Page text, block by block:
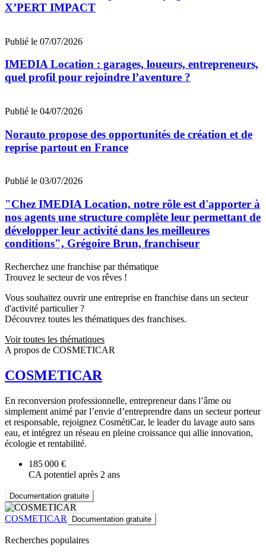
X’PERT IMPACT
Publié le 07/07/2026
IMEDIA Location : garages, loueurs, entrepreneurs,
quel profil pour rejoindre l’aventure ?
Publié le 04/07/2026
Norauto propose des opportunités de création et de
reprise partout en France
Publié le 03/07/2026
"Chez IMEDIA Location, notre rôle est d'apporter à
nos agents une structure complète leur permettant de
développer leur activité dans les meilleures
conditions", Grégoire Brun, franchiseur
Recherchez une franchise par thématique
Trouvez le secteur de vos rêves !
Vous souhaitez ouvrir une entreprise en franchise dans un secteur
d'activité particulier ?
Découvrez toutes les thématiques des franchises.
Voir toutes les thématiques
A propos de COSMETICAR
COSMETICAR
En reconversion professionnelle, entrepreneur dans l’âme ou
simplement animé par l’envie d’entreprendre dans un secteur porteur
et responsable, rejoignez CosmétiCar, le leader du lavage auto sans
eau, et intégrez un réseau en pleine croissance qui allie innovation,
écologie et rentabilité.
185 000 €
CA potentiel après 2 ans
Documentation gratuite
COSMETICAR Documentation gratuite
Recherches populaires